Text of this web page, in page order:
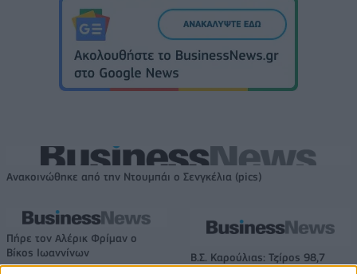
Ανακοινώθηκε από την Ντουμπάι ο Σενγκέλια (pics)
Πήρε τον Αλέρικ Φρίμαν ο
Βίκος Ιωαννίνων
Β.Σ. Καρούλιας: Τζίρος 98,7